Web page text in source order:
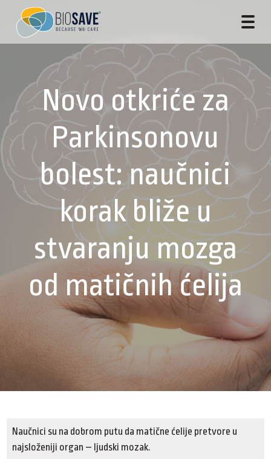
Novo otkriće za
Parkinsonovu
bolest: naučnici
korak bliže u
stvaranju mozga
od matičnih ćelija
Naučnici su na dobrom putu da matične ćelije pretvore u
najsloženiji organ – ljudski mozak.